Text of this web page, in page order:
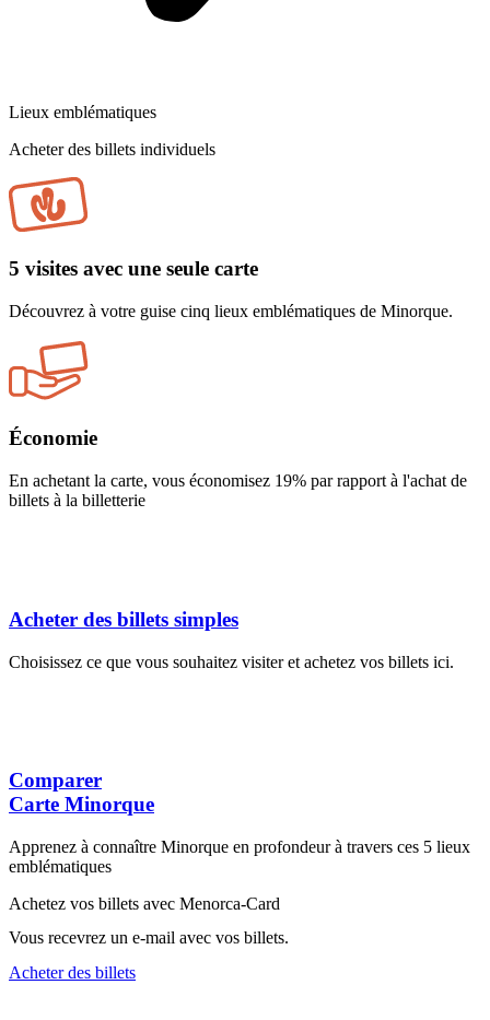
Lieux emblématiques
Acheter des billets individuels
5 visites avec une seule carte
Découvrez à votre guise cinq lieux emblématiques de Minorque.
Économie
En achetant la carte, vous économisez 19% par rapport à l'achat de
billets à la billetterie
Acheter des billets simples
Choisissez ce que vous souhaitez visiter et achetez vos billets ici.
Comparer
Carte Minorque
Apprenez à connaître Minorque en profondeur à travers ces 5 lieux
emblématiques
Achetez vos billets avec Menorca-Card
Vous recevrez un e-mail avec vos billets.
Acheter des billets